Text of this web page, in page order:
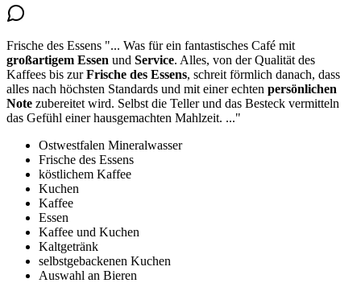
Frische des Essens "... Was für ein fantastisches Café mit
großartigem Essen und Service. Alles, von der Qualität des
Kaffees bis zurFrische des Essens, schreit förmlich danach, dass
alles nach höchsten Standards und mit einer echten persönlichen
Note zubereitet wird. Selbst die Teller und das Besteck vermitteln
das Gefühl einer hausgemachten Mahlzeit. ..."
Ostwestfalen Mineralwasser
Frische des Essens
köstlichem Kaffee
Kuchen
Kaffee
Essen
Kaffee und Kuchen
Kaltgetränk
selbstgebackenen Kuchen
Auswahl an Bieren